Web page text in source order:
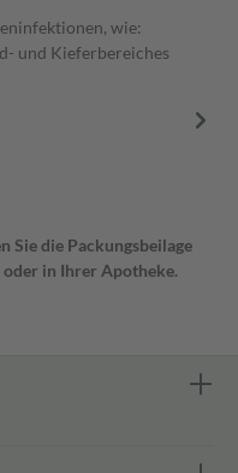
wie:
und Kieferbereiches
Sie die Packungsbeilage
in Ihrer Apotheke.